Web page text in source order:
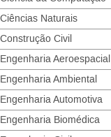
Ciências Naturais
Construção Civil
Engenharia Aeroespacial
Engenharia Ambiental
Engenharia Automotiva
Engenharia Biomédica